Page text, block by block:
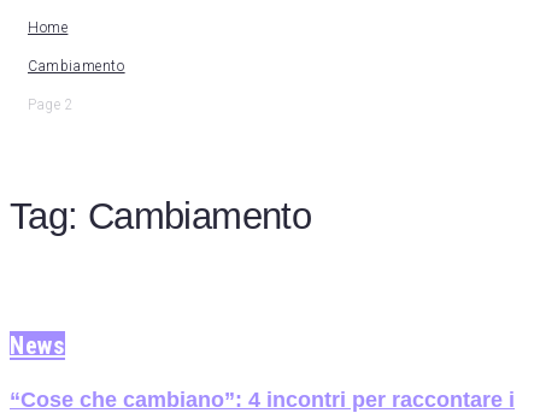
Home
Cambiamento
Page 2
Tag: Cambiamento
News
“Cose che cambiano”: 4 incontri per raccontare i